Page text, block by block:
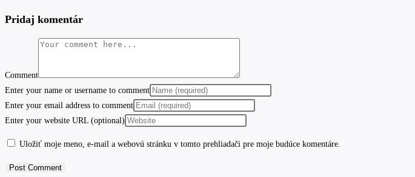
Pridaj komentár
Comment
Enter your name or username to comment
Enter your email address to comment
Enter your website URL (optional)
Uložiť moje meno, e-mail a webovú stránku v tomto prehliadači pre moje budúce komentáre.